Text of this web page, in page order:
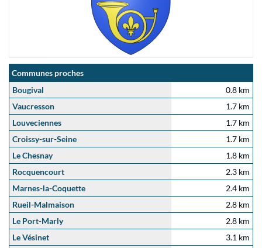
Communes proches
Bougival
0.8 km
Vaucresson
1.7 km
Louveciennes
1.7 km
Croissy-sur-Seine
1.7 km
Le Chesnay
1.8 km
Rocquencourt
2.3 km
Marnes-la-Coquette
2.4 km
Rueil-Malmaison
2.8 km
Le Port-Marly
2.8 km
Le Vésinet
3.1 km